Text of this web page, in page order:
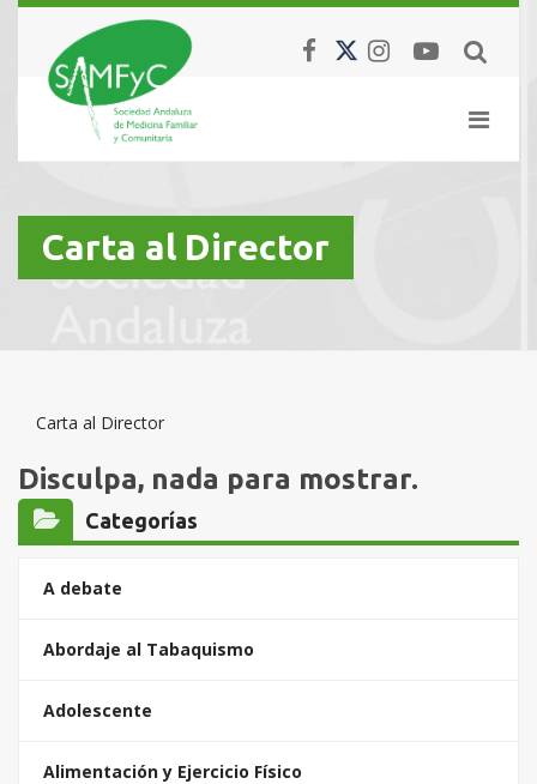
Carta al Director
Carta al Director
Disculpa, nada para mostrar.
Categorías
A debate
Abordaje al Tabaquismo
Adolescente
Alimentación y Ejercicio Físico